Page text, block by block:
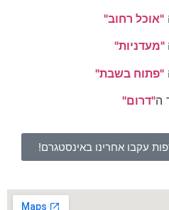
"אוכל רחוב"
"מעדניות"
"פתוח בשבת"
ה"דרום"
עקבו אחרינו באינסטגרם!